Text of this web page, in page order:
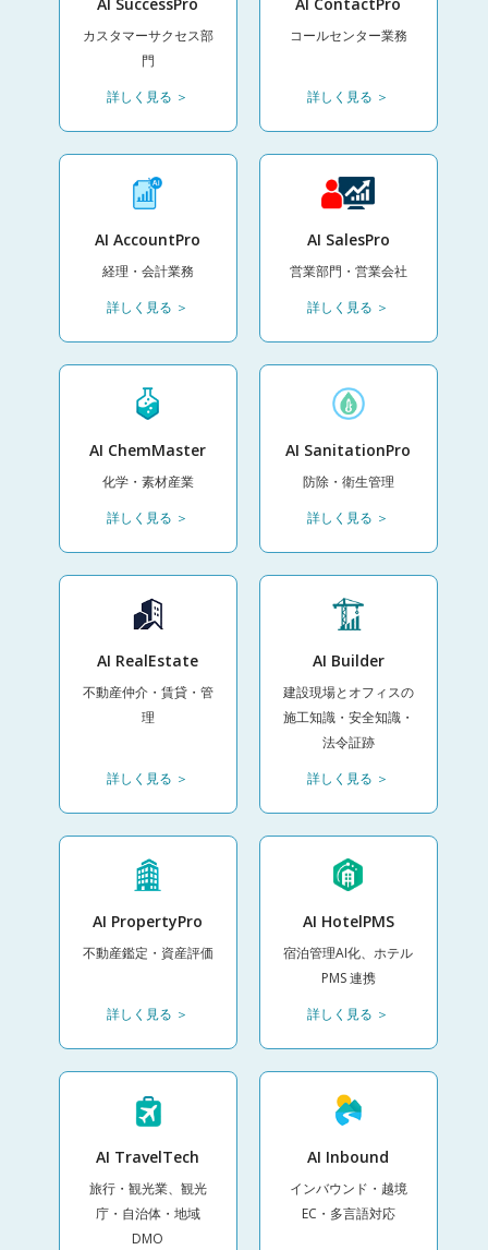
カスタマーサクセス部
門
詳しく見る ＞
コールセンター業務
詳しく見る ＞
AI AccountPro
経理・会計業務
詳しく見る ＞
AI SalesPro
営業部門・営業会社
詳しく見る ＞
AI ChemMaster
化学・素材産業
詳しく見る ＞
AI SanitationPro
防除・衛生管理
詳しく見る ＞
AI RealEstate
不動産仲介・賃貸・管
理
詳しく見る ＞
AI Builder
建設現場とオフィスの
施工知識・安全知識・
法令証跡
詳しく見る ＞
AI PropertyPro
不動産鑑定・資産評価
詳しく見る ＞
AI HotelPMS
宿泊管理AI化、ホテル
PMS 連携
詳しく見る ＞
AI TravelTech
旅行・観光業、観光
庁・自治体・地域
DMO
AI Inbound
インバウンド・越境
EC・多言語対応